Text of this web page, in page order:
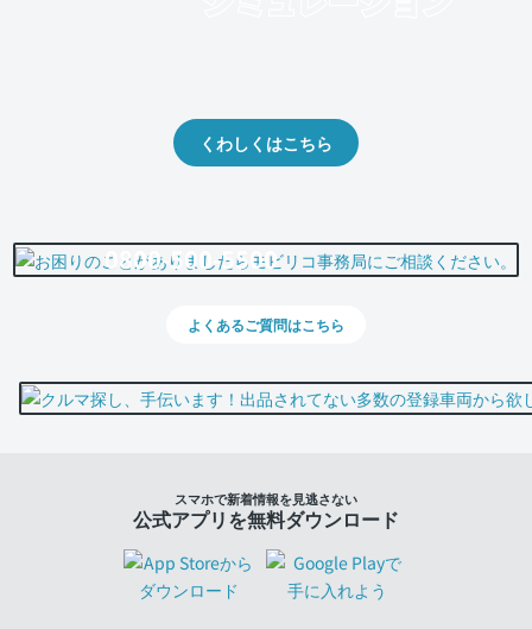
くわしくはこちら
0800-500-5500
よくあるご質問はこちら
スマホで新着情報を見逃さない
公式アプリを無料ダウンロード